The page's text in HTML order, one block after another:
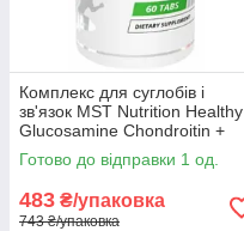
Комплекс для суглобів і
зв'язок MST Nutrition Healthy
Glucosamine Chondroitin +
MSM 60 таблеток EXP 3/26
року включно
Готово до відправки 1 од.
483 ₴/упаковка
743 ₴/упаковка